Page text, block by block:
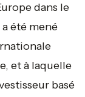
dans le
a été mené
et à laquelle
basé